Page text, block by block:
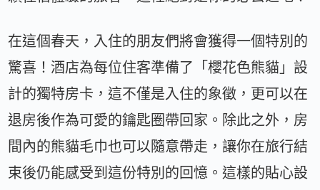
在這個春天，入住的朋友們將會獲得一個特別的
驚喜！酒店為每位住客準備了「櫻花色熊貓」設
計的獨特房卡，這不僅是入住的象徵，更可以在
退房後作為可愛的鑰匙圈帶回家。除此之外，房
間內的熊貓毛巾也可以隨意帶走，讓你在旅行結
束後仍能感受到這份特別的回憶。這樣的貼心設